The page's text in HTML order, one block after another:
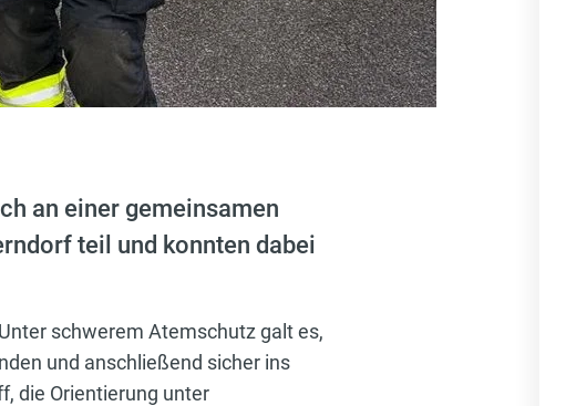
an einer gemeinsamen
teil und konnten dabei
schwerem Atemschutz galt es,
und anschließend sicher ins
die Orientierung unter